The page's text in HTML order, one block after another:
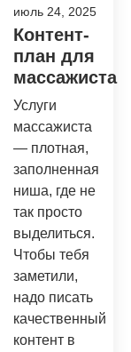
июль 24, 2025
Контент-
план для
массажиста
Услуги
массажиста
— плотная,
заполненная
ниша, где не
так просто
выделиться.
Чтобы тебя
заметили,
надо писать
качественный
контент в